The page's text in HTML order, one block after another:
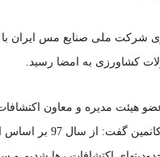
شرکت ملی صنایع مس ایران
کشاورزی به امضا رسید.
هیئت مدیره و معاون
نمایشگاه